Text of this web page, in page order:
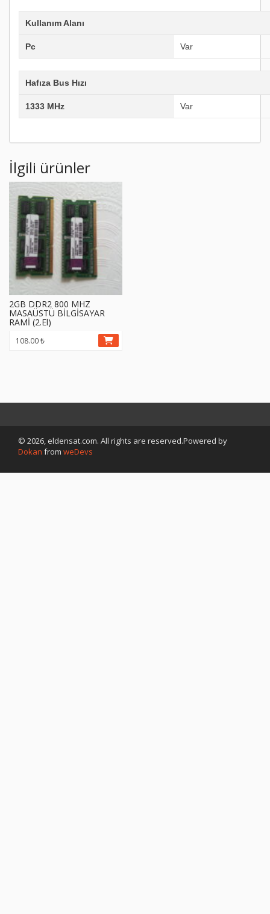
Kullanım Alanı
Pc Var
Hafıza Bus Hızı
1333 MHz Var
İlgili ürünler
2GB DDR2 800 MHZ
MASAÜSTÜ BİLGİSAYAR
RAMİ (2.El)
108.00₺
© 2026, eldensat.com. All rights are reserved.Powered by
Dokan from weDevs